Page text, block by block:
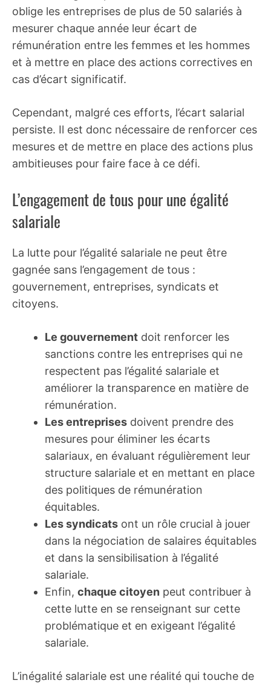
oblige les entreprises de plus de 50 salariés à
mesurer chaque année leur écart de
rémunération entre les femmes et les hommes
et à mettre en place des actions correctives en
cas d’écart significatif.
Cependant, malgré ces efforts, l’écart salarial
persiste. Il est donc nécessaire de renforcer ces
mesures et de mettre en place des actions plus
ambitieuses pour faire face à ce défi.
L’engagement de tous pour une égalité
salariale
La lutte pour l’égalité salariale ne peut être
gagnée sans l’engagement de tous :
gouvernement, entreprises, syndicats et
citoyens.
Le gouvernement doit renforcer les
sanctions contre les entreprises qui ne
respectent pas l’égalité salariale et
améliorer la transparence en matière de
rémunération.
Les entreprises doivent prendre des
mesures pour éliminer les écarts
salariaux, en évaluant régulièrement leur
structure salariale et en mettant en place
des politiques de rémunération
équitables.
Les syndicats ont un rôle crucial à jouer
dans la négociation de salaires équitables
et dans la sensibilisation à l’égalité
salariale.
Enfin, chaque citoyen peut contribuer à
cette lutte en se renseignant sur cette
problématique et en exigeant l’égalité
salariale.
L’inégalité salariale est une réalité qui touche de